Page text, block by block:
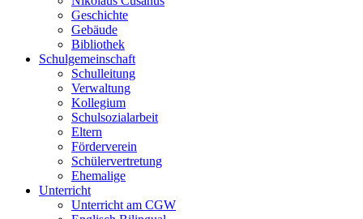
Geschichte
Gebäude
Bibliothek
Schulgemeinschaft
Schulleitung
Verwaltung
Kollegium
Schulsozialarbeit
Eltern
Förderverein
Schülervertretung
Ehemalige
Unterricht
Unterricht am CGW